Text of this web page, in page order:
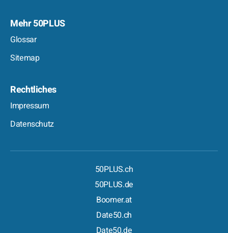
Mehr 50PLUS
Glossar
Sitemap
Rechtliches
Impressum
Datenschutz
50PLUS.ch
50PLUS.de
Boomer.at
Date50.ch
Date50.de